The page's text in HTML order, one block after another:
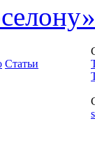
Статьи